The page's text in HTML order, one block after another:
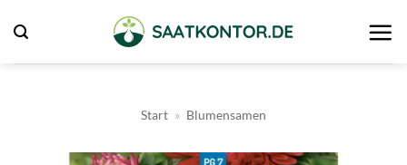
Inhalt
springen
Start » Blumensamen